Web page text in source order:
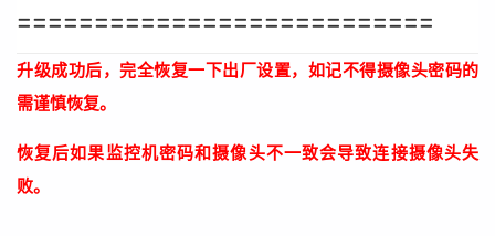
===========================
升级成功后，完全恢复一下出厂设置，如记不得摄像头密码的
需谨慎恢复。
恢复后如果监控机密码和摄像头不一致会导致连接摄像头失
败。